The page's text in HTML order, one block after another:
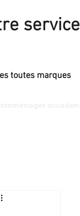
service
toutes marques